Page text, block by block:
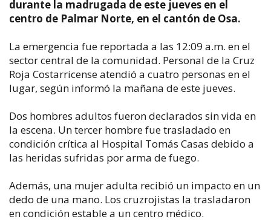
durante la madrugada de este jueves en el
centro de Palmar Norte, en el cantón de Osa.
La emergencia fue reportada a las 12:09 a.m. en el
sector central de la comunidad. Personal de la Cruz
Roja Costarricense atendió a cuatro personas en el
lugar, según informó la mañana de este jueves.
Dos hombres adultos fueron declarados sin vida en
la escena. Un tercer hombre fue trasladado en
condición crítica al Hospital Tomás Casas debido a
las heridas sufridas por arma de fuego.
Además, una mujer adulta recibió un impacto en un
dedo de una mano. Los cruzrojistas la trasladaron
en condición estable a un centro médico.